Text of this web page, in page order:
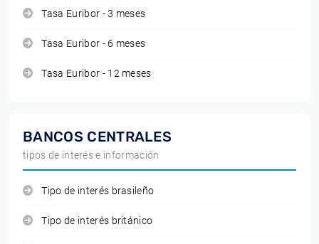
Tasa Euribor - 3 meses
Tasa Euribor - 6 meses
Tasa Euribor - 12 meses
BANCOS CENTRALES
tipos de interés e información
Tipo de interés brasileño
Tipo de interés británico